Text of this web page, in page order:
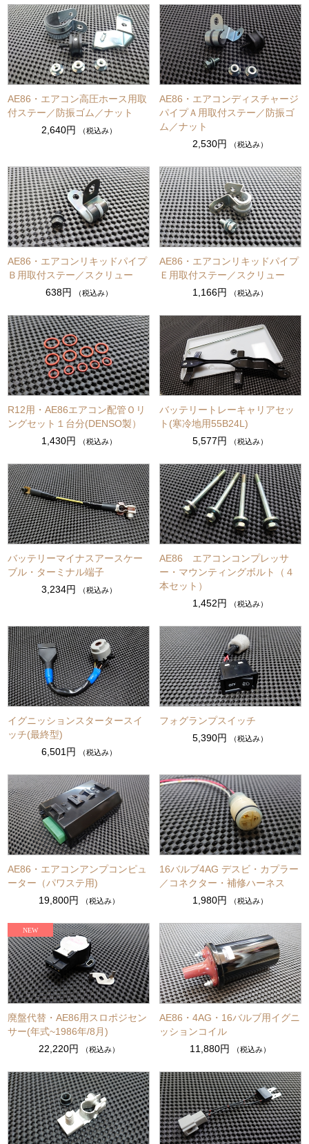
AE86・エアコン高圧ホース用取
付ステー／防振ゴム／ナット
2,640円
（税込み）
AE86・エアコンディスチャージ
パイプＡ用取付ステー／防振ゴ
ム／ナット
2,530円
（税込み）
AE86・エアコンリキッドパイプ
Ｂ用取付ステー／スクリュー
638円
（税込み）
AE86・エアコンリキッドパイプ
Ｅ用取付ステー／スクリュー
1,166円
（税込み）
R12用・AE86エアコン配管Ｏリ
ングセット１台分(DENSO製）
1,430円
（税込み）
バッテリートレーキャリアセッ
ト(寒冷地用55B24L)
5,577円
（税込み）
バッテリーマイナスアースケー
ブル・ターミナル端子
3,234円
（税込み）
AE86 エアコンコンプレッサ
ー・マウンティングボルト（４
本セット）
1,452円
（税込み）
イグニッションスタータースイ
ッチ(最終型)
6,501円
（税込み）
フォグランプスイッチ
5,390円
（税込み）
AE86・エアコンアンプコンピュ
ーター（パワステ用)
19,800円
（税込み）
16バルブ4AG デスビ・カプラー
／コネクター・補修ハーネス
1,980円
（税込み）
廃盤代替・AE86用スロポジセン
サー(年式~1986年/8月)
22,220円
（税込み）
AE86・4AG・16バルブ用イグニ
ッションコイル
11,880円
（税込み）